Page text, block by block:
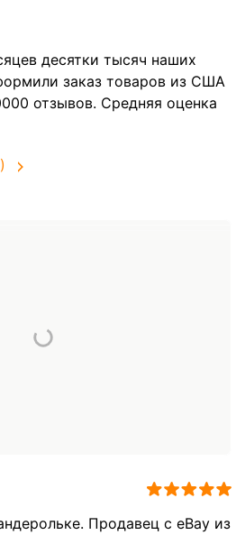
десятки тысяч наших
заказ товаров из США
отзывов. Средняя оценка
Продавец с eBay из